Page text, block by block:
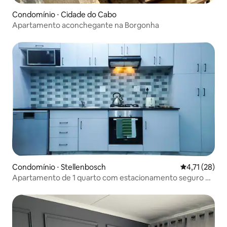
Condomínio ⋅ Cidade do Cabo
Apartamento aconchegante na Borgonha
Condomínio ⋅ Stellenbosch 4,71 de uma
4,71 (28)
Apartamento de 1 quarto com estacionamento seguro no